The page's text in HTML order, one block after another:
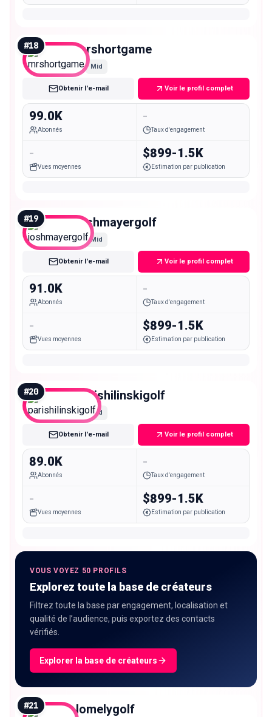
#18 mrshortgame
Mid
Obtenir l'e-mail Voir le profil complet
99.0K
Abonnés
-
Taux d'engagement
-
Vues moyennes
$899-1.5K
Estimation par publication
#19 joshmayergolf
Mid
Obtenir l'e-mail Voir le profil complet
91.0K
Abonnés
-
Taux d'engagement
-
Vues moyennes
$899-1.5K
Estimation par publication
#20 parishilinskigolf
Mid
Obtenir l'e-mail Voir le profil complet
89.0K
Abonnés
-
Taux d'engagement
-
Vues moyennes
$899-1.5K
Estimation par publication
VOUS VOYEZ 50 PROFILS
Explorez toute la base de créateurs
Filtrez toute la base par engagement, localisation et
qualité de l’audience, puis exportez des contacts
vérifiés.
Explorer la base de créateurs
#21 lomelygolf